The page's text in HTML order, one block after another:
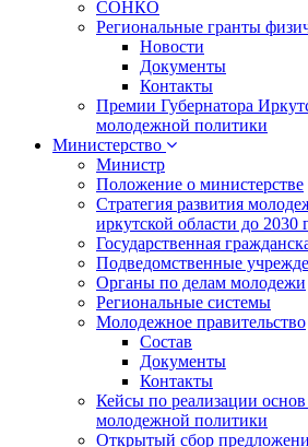
СОНКО
Региональные гранты
Новости
Документы
Контакты
Премии Губернатора
молодежной политики
Министерство
Министр
Положение о министерстве
Стратегия развития
иркутской области до 2030
Государственная
Подведомственные
Органы по делам молодежи
Региональные системы
Молодежное правительство
Состав
Документы
Контакты
Кейсы по реализации основ
молодежной политики
Открытый сбор